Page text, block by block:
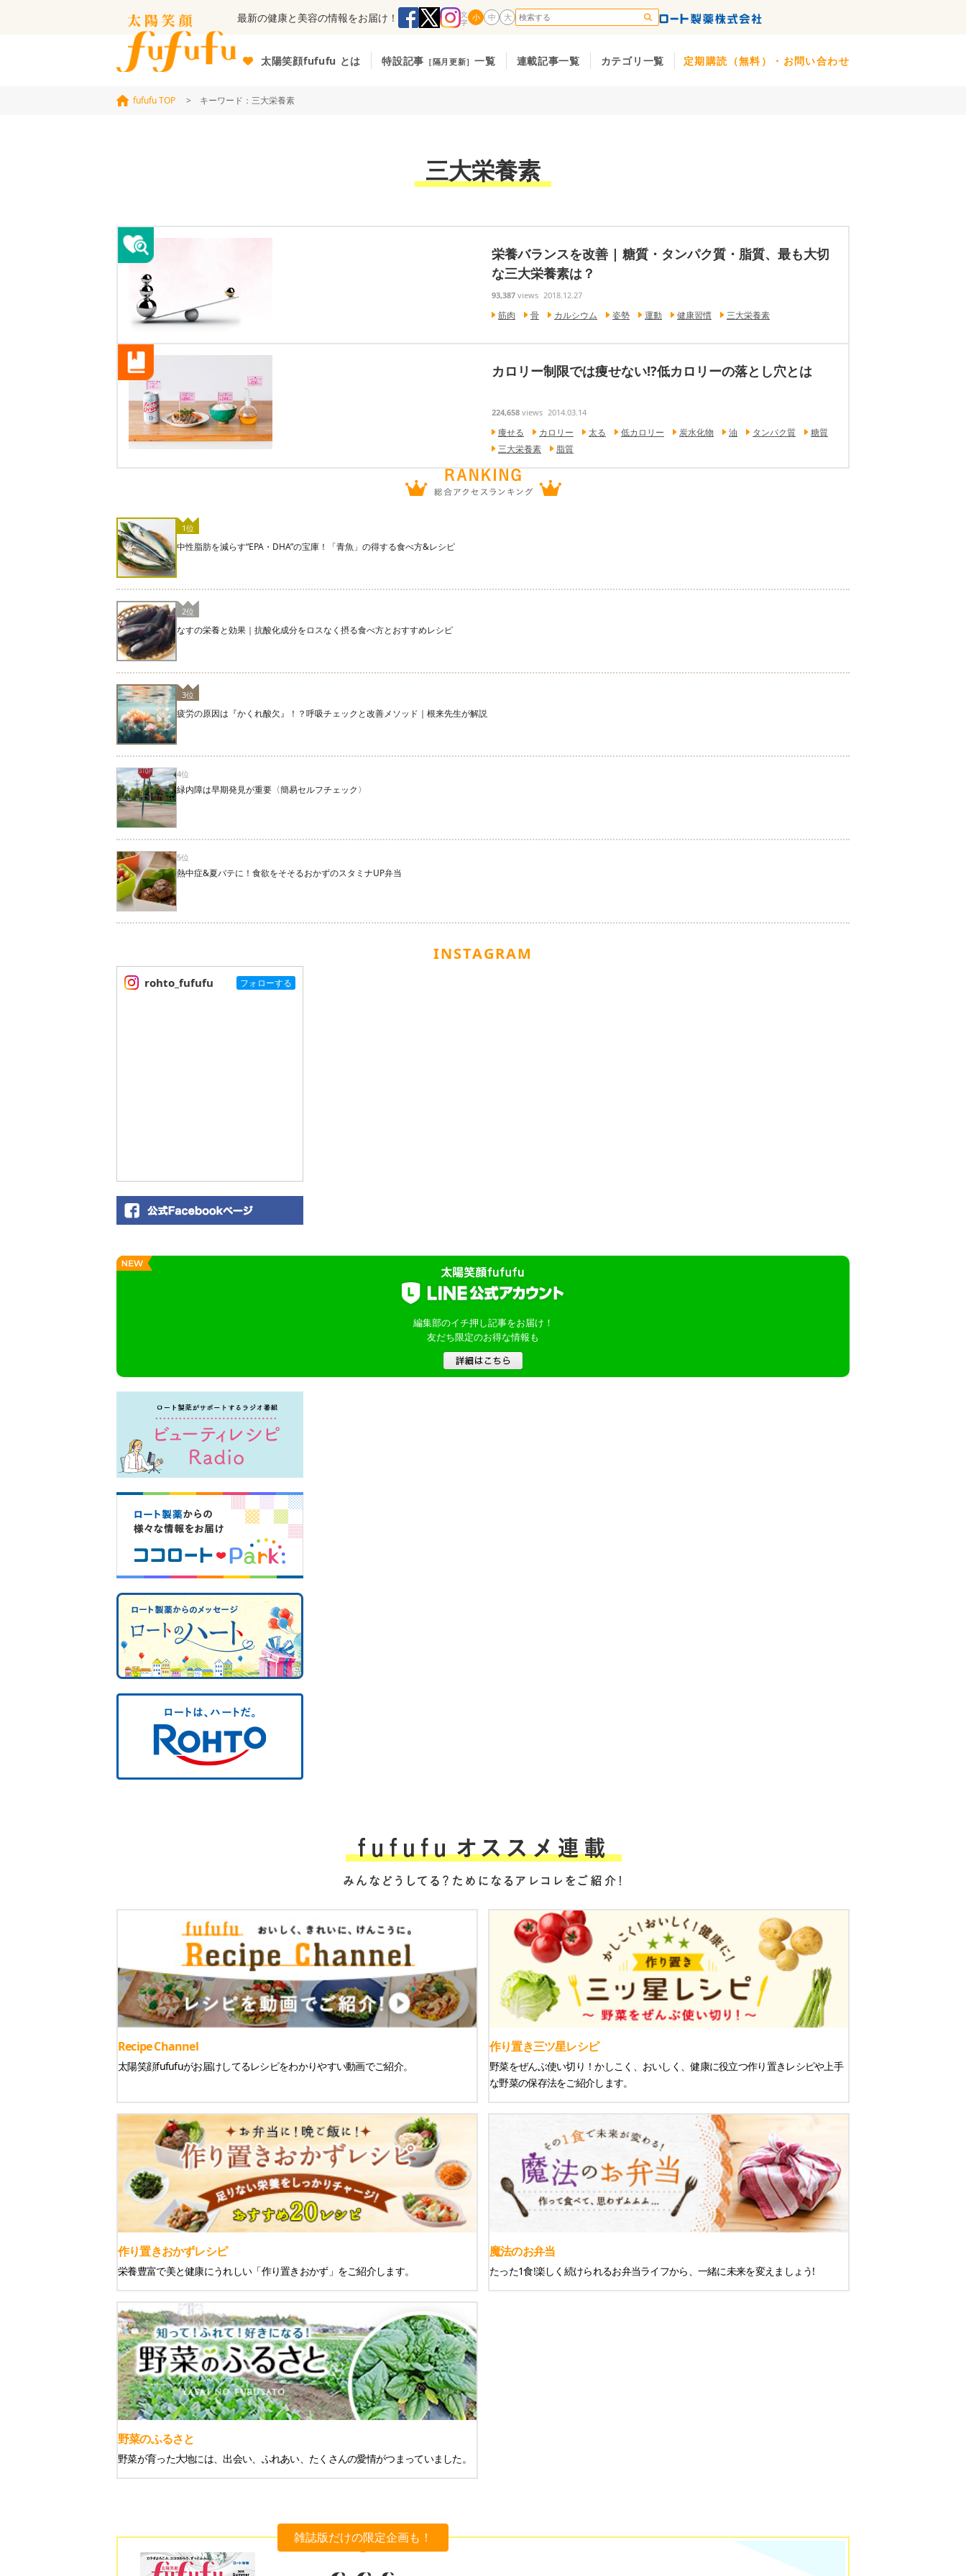
最新の健康と美容の情報をお届け！ 小 中 大
太陽笑顔fufufu とは 特設記事 ［隔月更新］一覧 連載記事一覧 カテゴリ一覧 定期購読（無料）・お問い合わせ
fufufu TOP > キーワード：三大栄養素
三大栄養素
栄養バランスを改善 | 糖質・タンパク質・脂質、最も大切
な三大栄養素は？
93,387 views 2018.12.27
筋肉 骨 カルシウム 姿勢 運動 健康習慣 三大栄養素
カロリー制限では痩せない!?低カロリーの落とし穴とは
224,658 views 2014.03.14
痩せる カロリー 太る 低カロリー 炭水化物 油 タンパク質
糖質
三大栄養素
脂質
1位
中性脂肪を減らす“EPA・DHA”の宝庫！「青魚」の得する食べ方&レシピ
2位
なすの栄養と効果｜抗酸化成分をロスなく摂る食べ方とおすすめレシピ
3位
疲労の原因は『かくれ酸欠』！？呼吸チェックと改善メソッド｜根来先生が解説
4位
緑内障は早期発見が重要〈簡易セルフチェック〉
5位
熱中症&夏バテに！食欲をそそるおかずのスタミナUP弁当
INSTAGRAM
rohto_fufufu フォローする
編集部のイチ押し記事をお届け！
友だち限定のお得な情報も
Recipe Channel
太陽笑顔fufufuがお届けしてるレシピをわかりやすい動画でご紹介。
作り置き三ツ星レシピ
野菜をぜんぶ使い切り！かしこく、おいしく、健康に役立つ作り置きレシピや上手
な野菜の保存法をご紹介します。
作り置きおかずレシピ
栄養豊富で美と健康にうれしい「作り置きおかず」をご紹介します。
魔法のお弁当
たった1食!楽しく続けられるお弁当ライフから、一緒に未来を変えましょう!
野菜のふるさと
野菜が育った大地には、出会い、ふれあい、たくさんの愛情がつまっていました。
雑誌版だけの限定企画も！